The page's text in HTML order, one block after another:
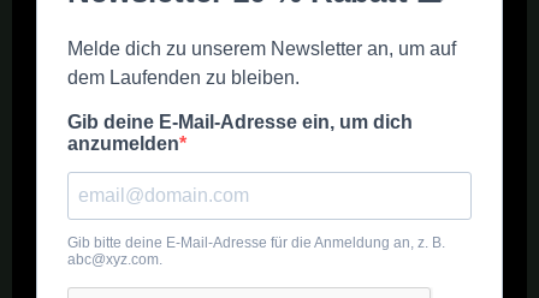
angebaut kommen sie auf eine Höhe von 100 bis 140cm und Du
kannst mit einer Ausbeute von 100 bis 150g pro Pflanze rechnen.
Dos Automatic kommt mit beinahe jeder Umgebung zurecht. Bist
du bereit für eine Reise voller Energie und Lebendigkeit?
Geruch, Geschmack und Wirkung
Bist du bereit, ins Abenteuer einzutauchen? Dann nimm dich vor
Do-Si-Dos Automatic in Acht, denn mit einem THC-Gehalt von